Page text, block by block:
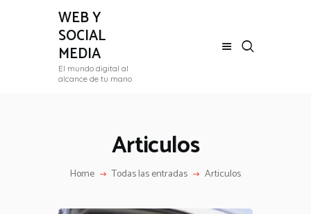
WEB Y
SOCIAL
MEDIA
El mundo digital al
alcance de tu mano
Articulos
Home Todas las entradas Articulos
ARTICULOS